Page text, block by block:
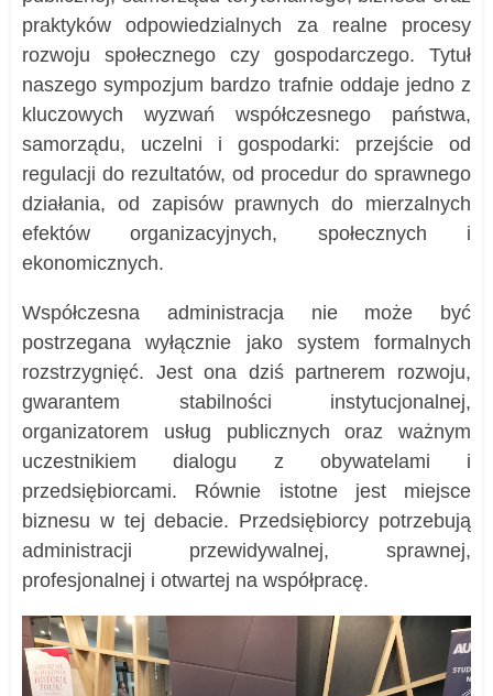
praktyków odpowiedzialnych za realne procesy
rozwoju społecznego czy gospodarczego. Tytuł
naszego sympozjum bardzo trafnie oddaje jedno z
kluczowych wyzwań współczesnego państwa,
samorządu, uczelni i gospodarki: przejście od
regulacji do rezultatów, od procedur do sprawnego
działania, od zapisów prawnych do mierzalnych
efektów organizacyjnych, społecznych i
ekonomicznych.
Współczesna administracja nie może być
postrzegana wyłącznie jako system formalnych
rozstrzygnięć. Jest ona dziś partnerem rozwoju,
gwarantem stabilności instytucjonalnej,
organizatorem usług publicznych oraz ważnym
uczestnikiem dialogu z obywatelami i
przedsiębiorcami. Równie istotne jest miejsce
biznesu w tej debacie. Przedsiębiorcy potrzebują
administracji przewidywalnej, sprawnej,
profesjonalnej i otwartej na współpracę.